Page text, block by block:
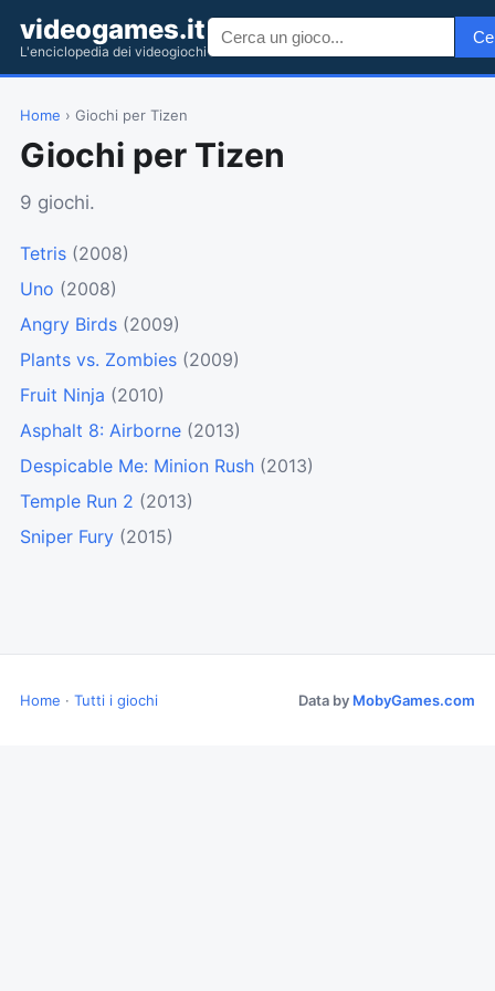
videogames.it
L'enciclopedia dei videogiochi
Home › Giochi per Tizen
Giochi per Tizen
9 giochi.
Tetris (2008)
Uno (2008)
Angry Birds (2009)
Plants vs. Zombies (2009)
Fruit Ninja (2010)
Asphalt 8: Airborne (2013)
Despicable Me: Minion Rush (2013)
Temple Run 2 (2013)
Sniper Fury (2015)
Home · Tutti i giochi Data by MobyGames.com